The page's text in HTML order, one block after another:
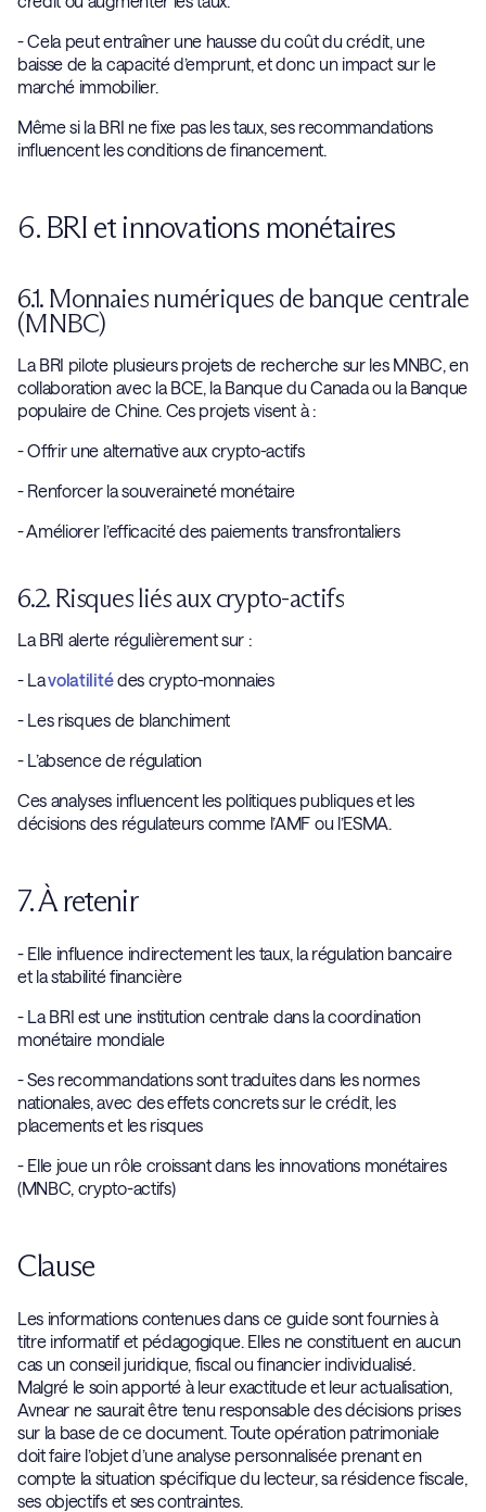
- Cela peut entraîner une hausse du coût du crédit, une
baisse de la capacité d’emprunt, et donc un impact sur le
marché immobilier.
Même si la BRI ne fixe pas les taux, ses recommandations
influencent les conditions de financement.
6. BRI et innovations monétaires
6.1. Monnaies numériques de banque centrale
(MNBC)
La BRI pilote plusieurs projets de recherche sur les MNBC, en
collaboration avec la BCE, la Banque du Canada ou la Banque
populaire de Chine. Ces projets visent à :
- Offrir une alternative aux crypto-actifs
- Renforcer la souveraineté monétaire
- Améliorer l’efficacité des paiements transfrontaliers
6.2. Risques liés aux crypto-actifs
La BRI alerte régulièrement sur :
- Lavolatilitédes crypto-monnaies
- Les risques de blanchiment
- L’absence de régulation
Ces analyses influencent les politiques publiques et les
décisions des régulateurs comme l’AMF ou l’ESMA.
7. À retenir
- Elle influence indirectement les taux, la régulation bancaire
et la stabilité financière
- La BRI est une institution centrale dans la coordination
monétaire mondiale
- Ses recommandations sont traduites dans les normes
nationales, avec des effets concrets sur le crédit, les
placements et les risques
- Elle joue un rôle croissant dans les innovations monétaires
(MNBC, crypto-actifs)
Clause
Les informations contenues dans ce guide sont fournies à
titre informatif et pédagogique. Elles ne constituent en aucun
cas un conseil juridique, fiscal ou financier individualisé.
Malgré le soin apporté à leur exactitude et leur actualisation,
Avnear ne saurait être tenu responsable des décisions prises
sur la base de ce document. Toute opération patrimoniale
doit faire l’objet d’une analyse personnalisée prenant en
compte la situation spécifique du lecteur, sa résidence fiscale,
ses objectifs et ses contraintes.